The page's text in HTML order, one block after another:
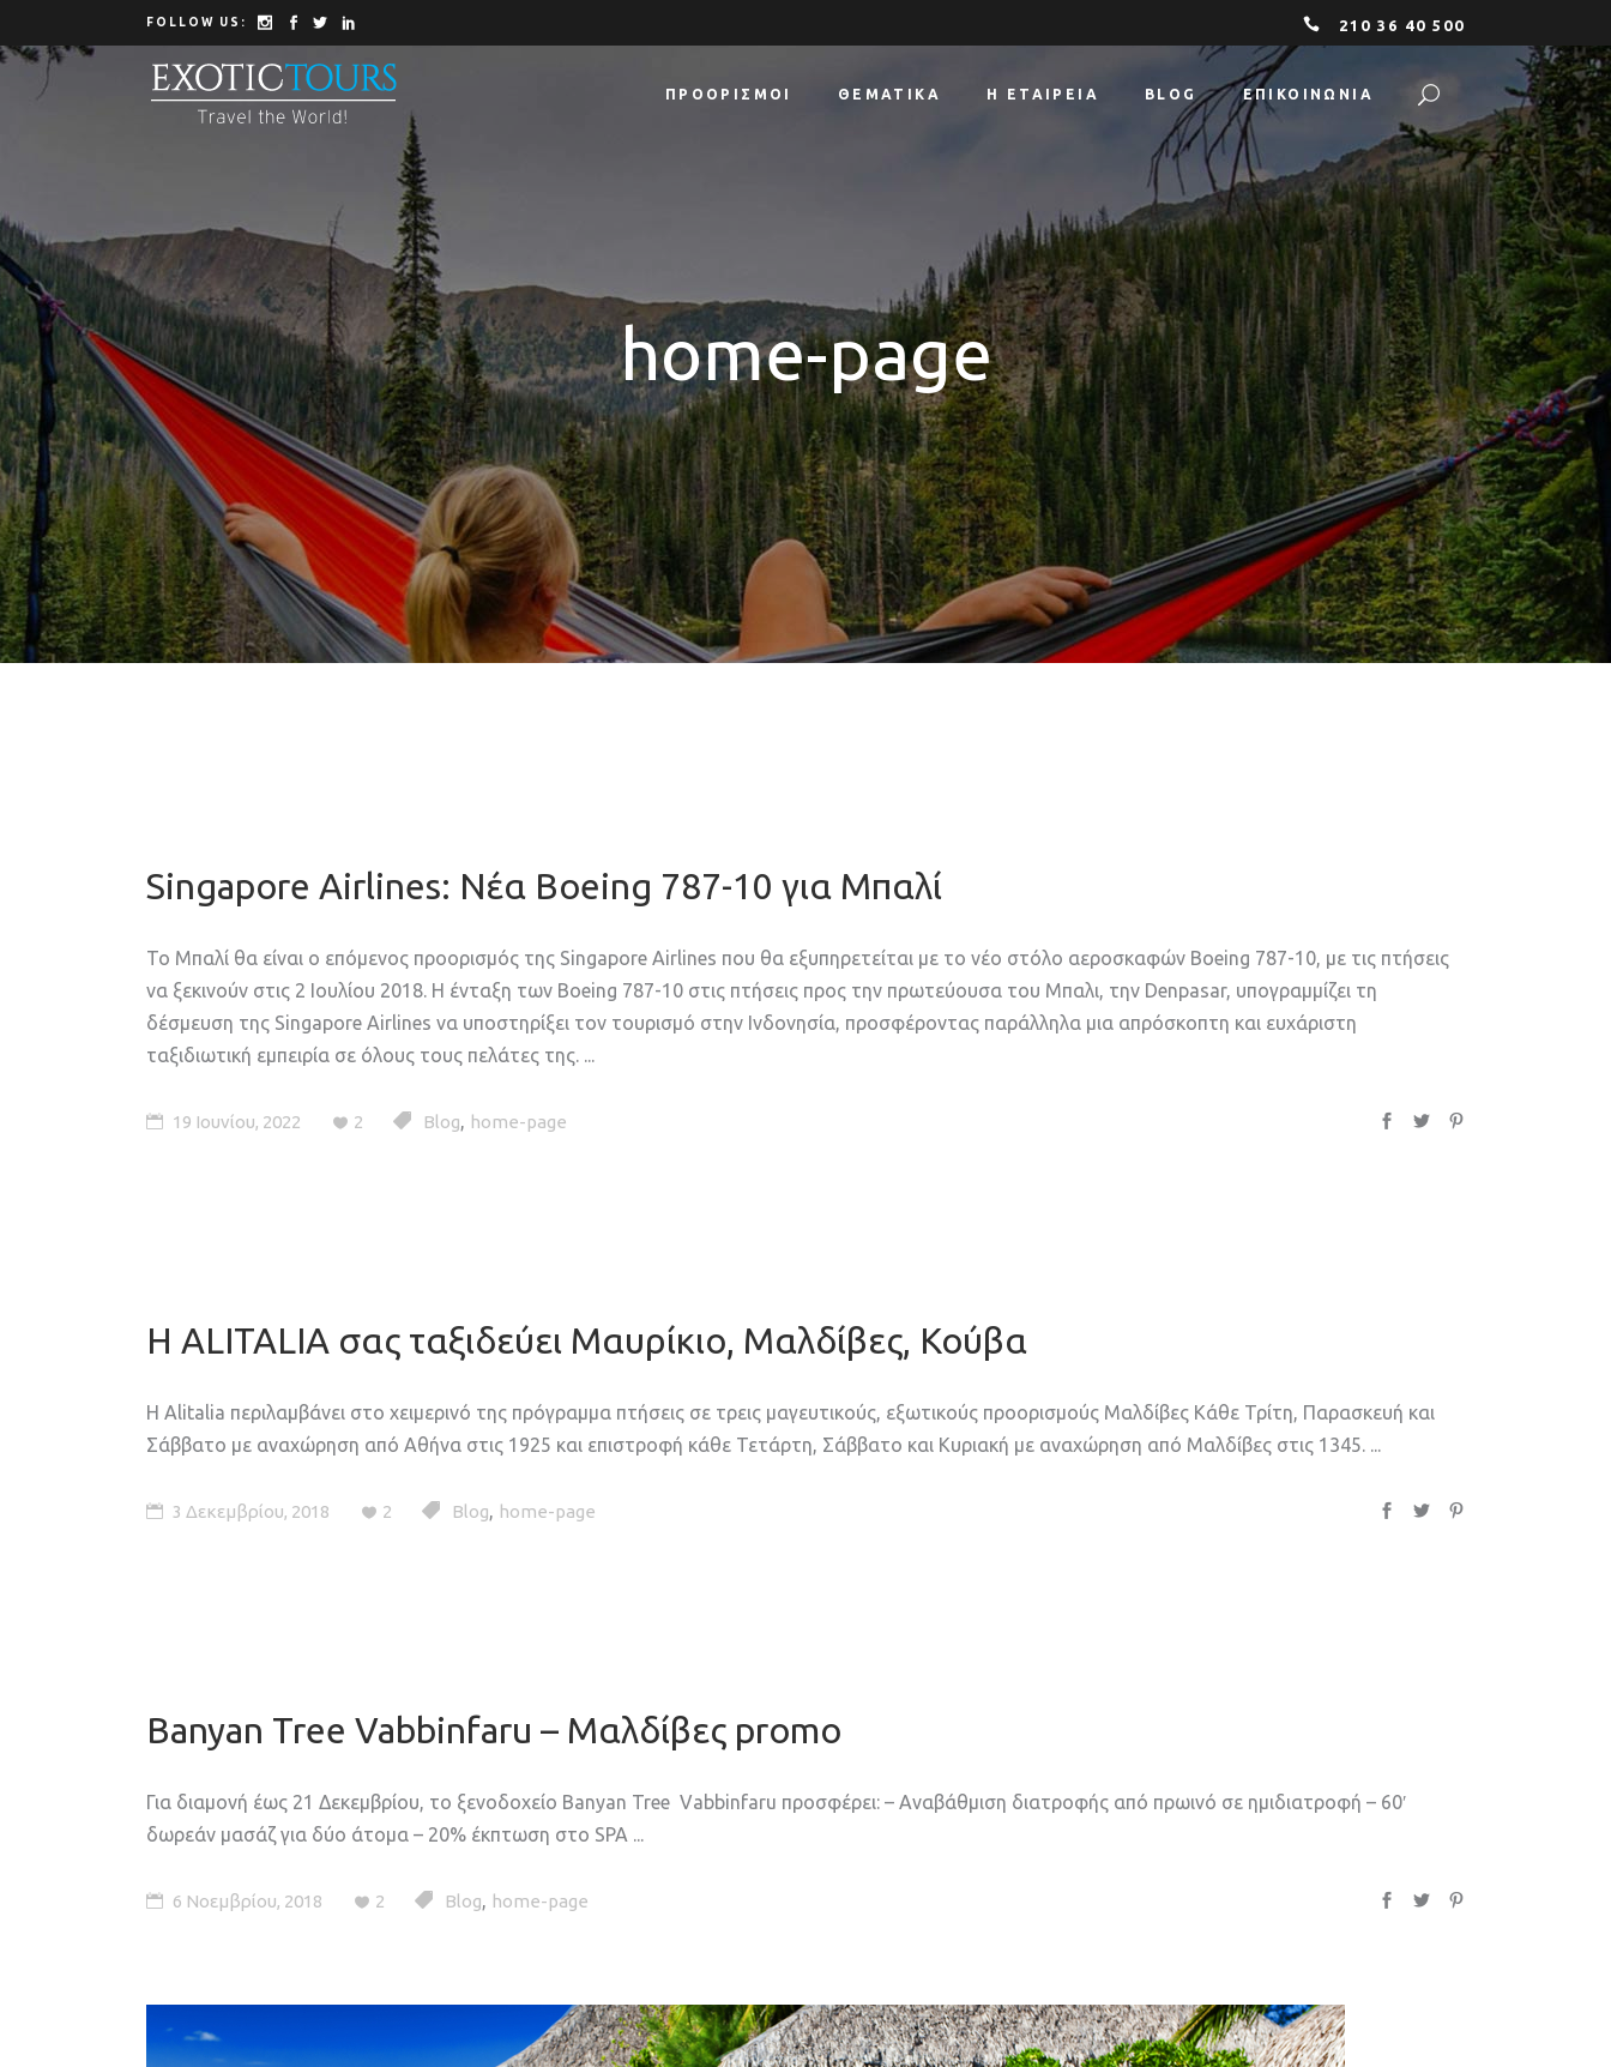
FOLLOW US: 210 36 40 500
ΠΡΟΟΡΙΣΜΟΊ ΘΕΜΑΤΙΚΆ Η ΕΤΑΙΡΕΊΑ BLOG ΕΠΙΚΟΙΝΩΝΙΑ
home-page
Singapore Airlines: Nέα Boeing 787-10 για Μπαλί
Το Μπαλί θα είναι ο επόμενος προορισμός της Singapore Airlines που θα εξυπηρετείται με το νέo στόλο αεροσκαφών Boeing 787-10, με τις πτήσεις
να ξεκινούν στις 2 Ιουλίου 2018. Η ένταξη των Boeing 787-10 στις πτήσεις προς την πρωτεύουσα του Μπαλι, την Denpasar, υπογραμμίζει τη
δέσμευση της Singapore Airlines να υποστηρίξει τον τουρισμό στην Ινδονησία, προσφέροντας παράλληλα μια απρόσκοπτη και ευχάριστη
ταξιδιωτική εμπειρία σε όλους τους πελάτες της.
19 Ιουνίου, 2022 2 Blog, home-page
H ALITALIA σας ταξιδεύει Μαυρίκιο, Μαλδίβες, Κούβα
Η Alitalia περιλαμβάνει στο χειμερινό της πρόγραμμα πτήσεις σε τρεις μαγευτικούς, εξωτικούς προορισμούς Μαλδίβες Κάθε Τρίτη, Παρασκευή και
Σάββατο με αναχώρηση από Αθήνα στις 1925 και επιστροφή κάθε Τετάρτη, Σάββατο και Κυριακή με αναχώρηση από Μαλδίβες στις 1345.
3 Δεκεμβρίου, 2018 2 Blog, home-page
Banyan Tree Vabbinfaru – Mαλδίβες promo
Για διαμονή έως 21 Δεκεμβρίου, το ξενοδοχείο Banyan Tree Vabbinfaru προσφέρει: – Αναβάθμιση διατροφής από πρωινό σε ημιδιατροφή – 60′
δωρεάν μασάζ για δύο άτομα – 20% έκπτωση στο SPA
6 Νοεμβρίου, 2018 2 Blog, home-page